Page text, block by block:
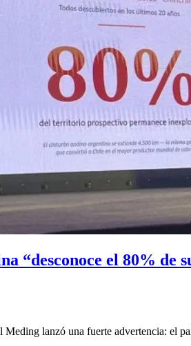
“desconoce el 80% de
lanzó una fuerte advertencia: el